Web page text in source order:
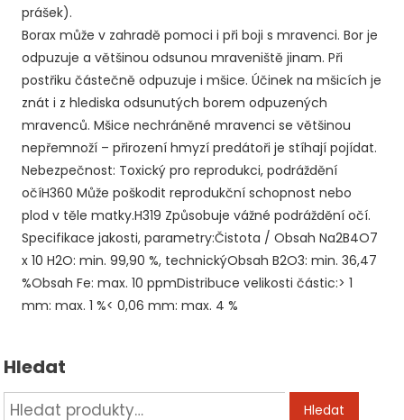
prášek).
Borax může v zahradě pomoci i při boji s mravenci. Bor je
odpuzuje a většinou odsunou mraveniště jinam. Při
postřiku částečně odpuzuje i mšice. Účinek na mšicích je
znát i z hlediska odsunutých borem odpuzených
mravenců. Mšice nechráněné mravenci se většinou
nepřemnoží – přirození hmyzí predátoři je stíhají pojídat.
Nebezpečnost: Toxický pro reprodukci, podráždění
očíH360 Může poškodit reprodukční schopnost nebo
plod v těle matky.H319 Způsobuje vážné podráždění očí.
Specifikace jakosti, parametry:Čistota / Obsah Na2B4O7
x 10 H2O: min. 99,90 %, technickýObsah B2O3: min. 36,47
%Obsah Fe: max. 10 ppmDistribuce velikosti částic:> 1
mm: max. 1 %< 0,06 mm: max. 4 %
Hledat
Hledat: Hledat